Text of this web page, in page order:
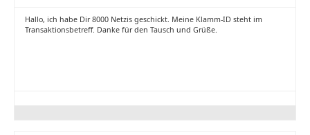
Hallo, ich habe Dir 8000 Netzis geschickt. Meine Klamm-ID steht im
Transaktionsbetreff. Danke für den Tausch und Grüße.